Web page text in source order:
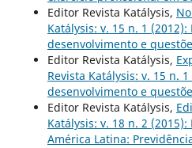
Editor Revista Katálysis,
Katálysis: v. 15 n. 1 (2012):
desenvolvimento e
Editor Revista Katálysis,
Revista Katálysis: v. 15 n.
desenvolvimento e
Editor Revista Katálysis,
Katálysis: v. 18 n. 2
América Latina: